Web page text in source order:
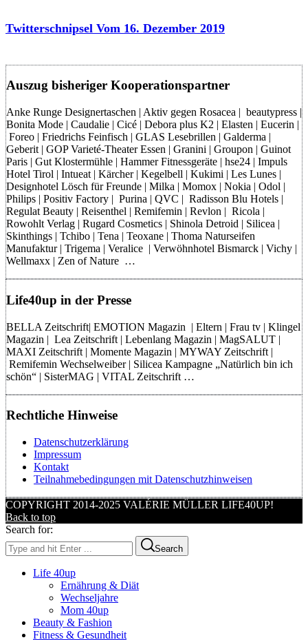
Twitterschnipsel Vom 16. Dezember 2019
Auszug bisheriger Kooperationspartner
Anke Runge Designertaschen | Aktiv gegen Rosacea | beautypress |
Bonita Mode | Caudalie | Cicé | Debora plus K2 | Elasten | Eucerin |
Foreo | Friedrichs Feinfisch | GLAS Lesebrillen | Galderma |
Geberit | GOP Varieté-Theater Essen | Granini | Groupon | Guinot
Paris | Gut Klostermühle | Hammer Fitnessgeräte | hse24 | Impuls
Hotel Tirol | Intueat | Kärcher | Kegelbell | Kukimi | Les Lunes |
Designhotel Lösch für Freunde | Milka | Momox | Nokia | Odol |
Philips | Positiv Factory | Purina | QVC | Radisson Blu Hotels |
Regulat Beauty | Reisenthel | Remifemin | Revlon | Ricola |
Rowohlt Verlag | Rugard Cosmetics | Shinola Detroid | Silicea |
Skinthings | Tchibo | Tena | Teoxane | Thoma Naturseifen
Manufaktur | Trigema | Veralice | Verwöhnhotel Bismarck | Vichy |
Wellmaxx | Zen of Nature …
Life40up in der Presse
BELLA Zeitschrift| EMOTION Magazin | Eltern | Frau tv | Klingel
Magazin | Lea Zeitschrift | Lebenlang Magazin | MagSALUT |
MAXI Zeitschrift | Momente Magazin | MYWAY Zeitschrift |
Remifemin Wechselweiber | Silicea Kampagne „Natürlich bin ich
schön“ | SisterMAG | VITAL Zeitschrift …
Rechtliche Hinweise
Datenschutzerklärung
Impressum
Kontakt
Teilnahmebedingungen mit Datenschutzhinweisen
COPYRIGHT 2014-2025 VALÉRIE MÜLLER LIFE40UP!
Back to top
Search for:
Search
Life 40up
Ernährung & Diät
Wechseljahre
Mom 40up
Beauty & Fashion
Fitness & Gesundheit